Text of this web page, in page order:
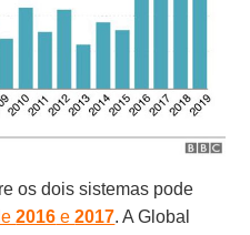
os dois sistemas pode
2016 e2017. A Global